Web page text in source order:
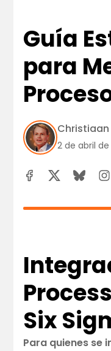
Guía
para
Christiaan
2 de abril
Six
Para quienes se